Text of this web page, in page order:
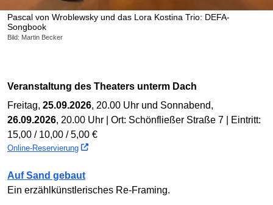
Pascal von Wroblewsky und das Lora Kostina Trio: DEFA-
Songbook
Bild: Martin Becker
Veranstaltung des Theaters unterm Dach
Freitag, 25.09.2026, 20.00 Uhr und Sonnabend,
26.09.2026, 20.00 Uhr | Ort: Schönfließer Straße 7 | Eintritt:
15,00 / 10,00 / 5,00 €
Online-Reservierung
Auf Sand gebaut
Ein erzählkünstlerisches Re-Framing.